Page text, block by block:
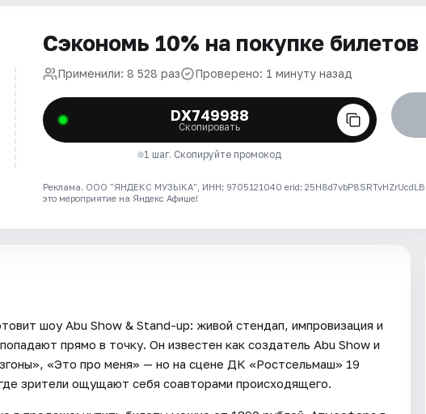
Сэкономь 10% на покупке билетов
Применили: 8 528 раз Проверено: 1 минуту назад
DX749988
Скопировать
1 шаг. Скопируйте промокод
Реклама. ООО "ЯНДЕКС МУЗЫКА", ИНН: 9705121040 erid: 25H8d7vbP8SRTvHZrUcdLB
это мероприятие на Яндекс Афише!
шоу Abu Show & Stand-up: живой стендап, импровизация и
прямо в точку. Он известен как создатель Abu Show и
«Это про меня» — но на сцене ДК «Ростсельмаш» 19
зрители ощущают себя соавторами происходящего.